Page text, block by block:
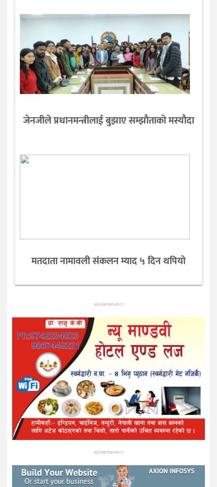
जेनजीले प्रधानमन्त्रीलाई बुझाए सम्झाैताकाे मस्याैदा
मतदाता नामावली संकलन म्याद ५ दिन थपियो
ADVERTISEMENT
ADVERTISEMENT